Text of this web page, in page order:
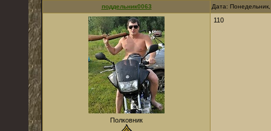
поддельник0063 Дата:
Полковник
110